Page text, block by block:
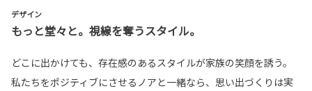
デザイン
もっと堂々と。視線を奪うスタイル。
どこに出かけても、存在感のあるスタイルが家族の笑顔を誘う。
私たちをポジティブにさせるノアと一緒なら、思い出づくりは実